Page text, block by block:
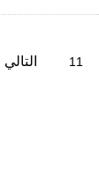
11 التالي